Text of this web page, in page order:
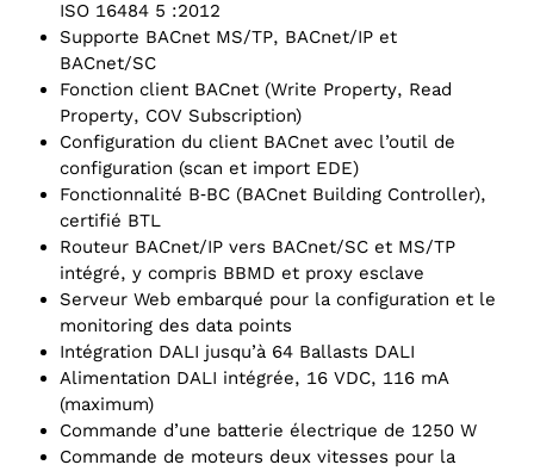
ISO 16484 5 :2012
Supporte BACnet MS/TP, BACnet/IP et
BACnet/SC
Fonction client BACnet (Write Property, Read
Property, COV Subscription)
Configuration du client BACnet avec l’outil de
configuration (scan et import EDE)
Fonctionnalité B‑BC (BACnet Building Controller),
certifié BTL
Routeur BACnet/IP vers BACnet/SC et MS/TP
intégré, y compris BBMD et proxy esclave
Serveur Web embarqué pour la configuration et le
monitoring des data points
Intégration DALI jusqu’à 64 Ballasts DALI
Alimentation DALI intégrée, 16 VDC, 116 mA
(maximum)
Commande d’une batterie électrique de 1250 W
Commande de moteurs deux vitesses pour la